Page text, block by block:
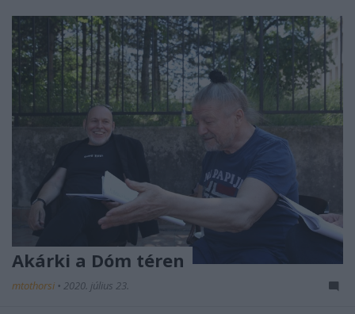
Akárki a Dóm téren
mtothorsi • 2020. július 23.